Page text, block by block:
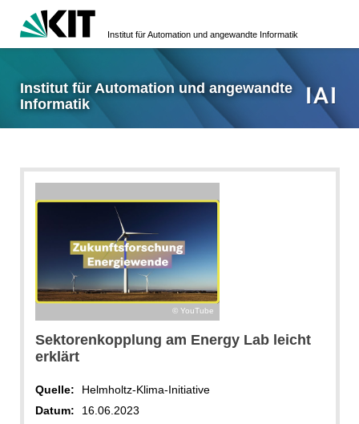
Institut für Automation und angewandte Informatik
Institut für Automation und angewandte
Informatik
YouTube
Sektorenkopplung am Energy Lab leicht
erklärt
Quelle:
Helmholtz-Klima-Initiative
Datum:
16.06.2023